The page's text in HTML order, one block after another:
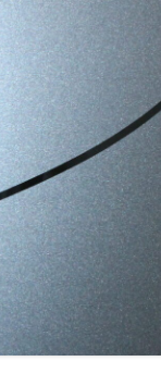
FACEBOOK
PAKUME TÖÖD
KOOLITOIT
SÕIDUGRAAFIK
(2025/2026. ÕA)
E-KOOL
E-POST
SAIS